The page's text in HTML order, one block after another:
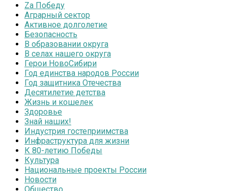
Zа Победу
Аграрный сектор
Активное долголетие
Безопасность
В образовании округа
В селах нашего округа
Герои НовоСибири
Год единства народов России
Год защитника Отечества
Десятилетие детства
Жизнь и кошелек
Здоровье
Знай наших!
Индустрия гостеприимства
Инфраструктура для жизни
К 80-летию Победы
Культура
Национальные проекты России
Новости